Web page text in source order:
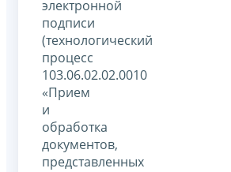
электронной
подписи
(технологический
процесс
103.06.02.02.0010
«Прием
и
обработка
документов,
представленных